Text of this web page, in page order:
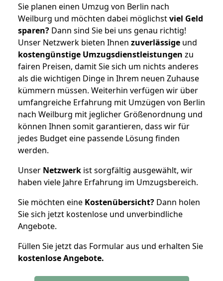
Sie planen einen Umzug von Berlin nach
Weilburg und möchten dabei möglichstviel Geld
sparen? Dann sind Sie bei uns genau richtig!
Unser Netzwerk bieten Ihnen zuverlässige und
kostengünstige Umzugsdienstleistungen zu
fairen Preisen, damit Sie sich um nichts anderes
als die wichtigen Dinge in Ihrem neuen Zuhause
kümmern müssen. Weiterhin verfügen wir über
umfangreiche Erfahrung mit Umzügen von Berlin
nach Weilburg mit jeglicher Größenordnung und
können Ihnen somit garantieren, dass wir für
jedes Budget eine passende Lösung finden
werden.
Unser Netzwerk ist sorgfältig ausgewählt, wir
haben viele Jahre Erfahrung im Umzugsbereich.
Sie möchten eine Kostenübersicht? Dann holen
Sie sich jetzt kostenlose und unverbindliche
Angebote.
Füllen Sie jetzt das Formular aus und erhalten Sie
kostenloseAngebote.